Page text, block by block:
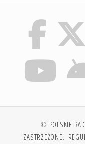
© POLSKIE
ZASTRZEŻONE.